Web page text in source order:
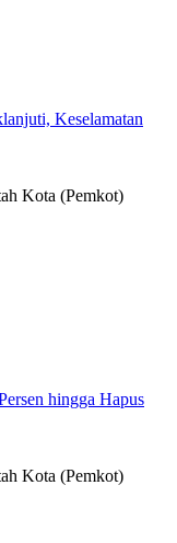
Keselamatan
Kota (Pemkot)
hingga Hapus
Kota (Pemkot)